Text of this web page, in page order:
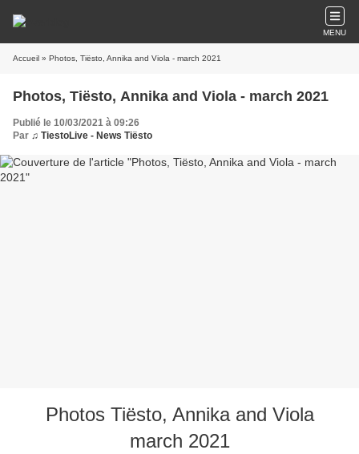
MENU
Accueil » Photos, Tiësto, Annika and Viola - march 2021
Photos, Tiësto, Annika and Viola - march 2021
Publié le 10/03/2021 à 09:26
Par ♫ TiestoLive - News Tiësto
Photos Tiësto, Annika and Viola
march 2021